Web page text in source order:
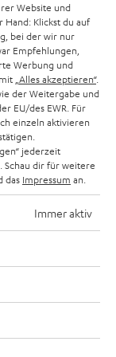
Das auf unseren
Etwaige
Website und
Klickst du auf
bei der wir nur
Empfehlungen,
Werbung und
„Alles akzeptieren“.
der Weitergabe und
EU/des EWR. Für
einzeln aktivieren
jederzeit
Schau dir für weitere
das Impressum an.
Immer aktiv